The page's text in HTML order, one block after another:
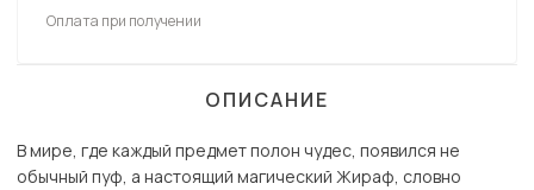
Оплата при получении
ОПИСАНИЕ
В мире, где каждый предмет полон чудес, появился не
обычный пуф, а настоящий магический Жираф, словно